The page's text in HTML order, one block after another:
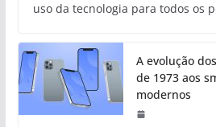
uso da tecnologia para todos os
A evolução
de 1973 aos
modernos